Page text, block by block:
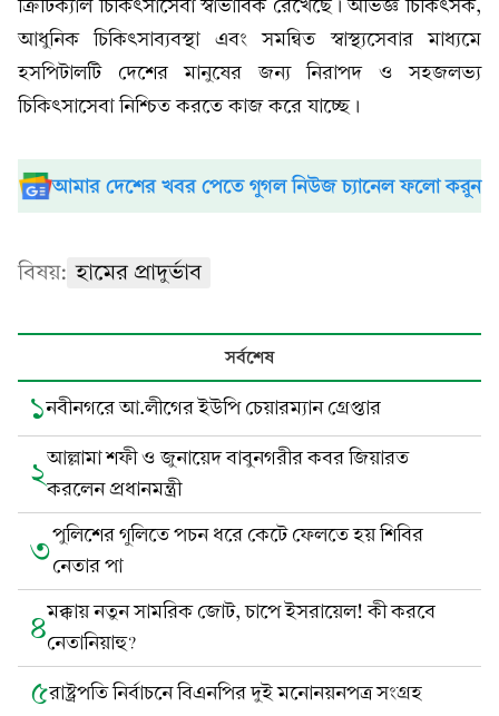
ক্রিটিক্যাল চিকিৎসাসেবা স্বাভাবিক রেখেছে। অভিজ্ঞ চিকিৎসক,
আধুনিক চিকিৎসাব্যবস্থা এবং সমন্বিত স্বাস্থ্যসেবার মাধ্যমে
হসপিটালটি দেশের মানুষের জন্য নিরাপদ ও সহজলভ্য
চিকিৎসাসেবা নিশ্চিত করতে কাজ করে যাচ্ছে।
আমার দেশের খবর পেতে গুগল নিউজ চ্যানেল ফলো করুন
বিষয়: হামের প্রাদুর্ভাব
সর্বশেষ
১নবীনগরে আ.লীগের ইউপি চেয়ারম্যান গ্রেপ্তার
২আল্লামা শফী ও জুনায়েদ বাবুনগরীর কবর জিয়ারত
করলেন প্রধানমন্ত্রী
৩পুলিশের গুলিতে পচন ধরে কেটে ফেলতে হয় শিবির
নেতার পা
৪মক্কায় নতুন সামরিক জোট, চাপে ইসরায়েল! কী করবে
নেতানিয়াহু?
৫রাষ্ট্রপতি নির্বাচনে বিএনপির দুই মনোনয়নপত্র সংগ্রহ